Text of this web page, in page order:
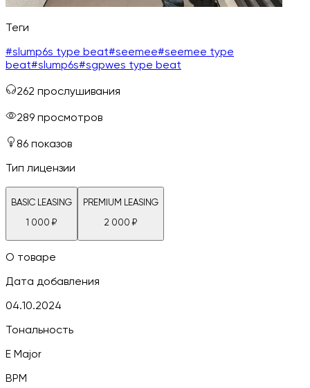
Теги
#slump6s type beat#seemee#seemee type
beat#slump6s#sgpwes type beat
262 прослушивания
289 просмотров
86 показов
Тип лицензии
BASIC LEASING
1 000 ₽
PREMIUM LEASING
2 000 ₽
О товаре
Дата добавления
04.10.2024
Тональность
E Major
BPM